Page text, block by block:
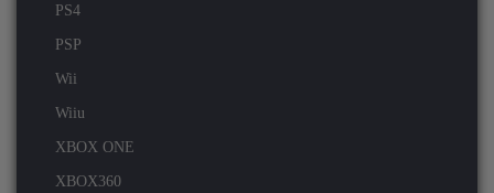
PS4
PSP
Wii
Wiiu
XBOX ONE
XBOX360